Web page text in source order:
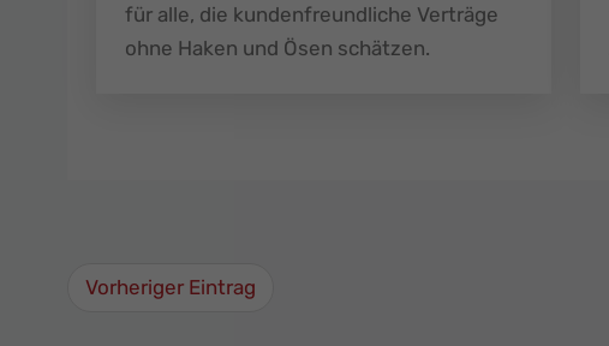
für alle, die kundenfreundliche Verträge
ohne Haken und Ösen schätzen.
Vorheriger Eintrag